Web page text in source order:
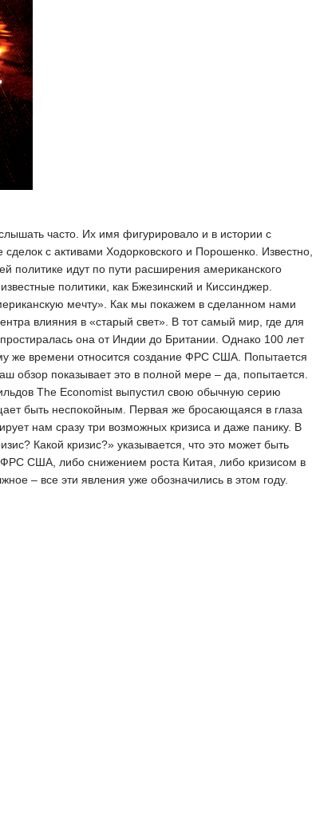
часто. Их имя фигурировало и в истории с
с активами Ходорковского и Порошенко. Известно,
политике идут по пути расширения американского
политики, как Бжезинский и Киссинджер.
мечту». Как мы покажем в сделанном нами
влияния в «старый свет». В тот самый мир, где для
она от Индии до Британии. Однако 100 лет
же времени относится создание ФРС США. Попытается
обзор показывает это в полной мере – да, попытается.
The Economist выпустил свою обычную серию
быть неспокойным. Первая же бросающаяся в глаза
нам сразу три возможных кризиса и даже панику. В
Какой кризис?» указывается, что это может быть
ФРС США, либо снижением роста Китая, либо кризисом в
– все эти явления уже обозначились в этом году.